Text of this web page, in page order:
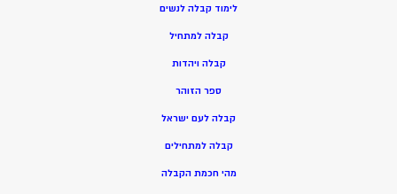
לימוד קבלה לנשים
קבלה למתחיל
קבלה ויהדות
ספר הזוהר
קבלה לעם ישראל
קבלה למתחילים
מהי חכמת הקבלה